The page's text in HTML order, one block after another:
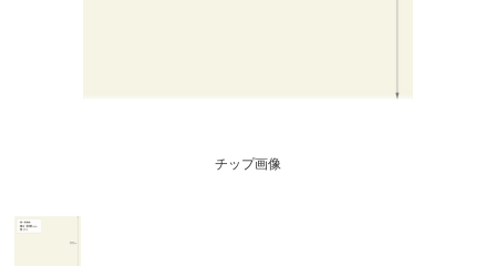
チップ画像